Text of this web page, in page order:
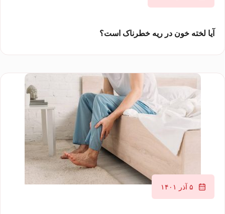
آیا لخته خون در ریه خطرناک است؟
۵ آذر ۱۴۰۱